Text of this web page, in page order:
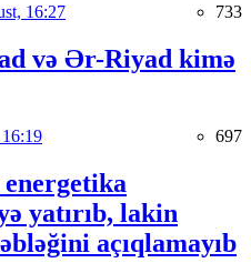
16:27 733
və Ər-Riyad kimə
697
yatırıb, lakin
açıqlamayıb